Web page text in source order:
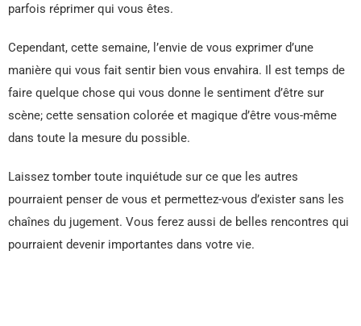
parfois réprimer qui vous êtes.
Cependant, cette semaine, l’envie de vous exprimer d’une
manière qui vous fait sentir bien vous envahira. Il est temps de
faire quelque chose qui vous donne le sentiment d’être sur
scène; cette sensation colorée et magique d’être vous-même
dans toute la mesure du possible.
Laissez tomber toute inquiétude sur ce que les autres
pourraient penser de vous et permettez-vous d’exister sans les
chaînes du jugement. Vous ferez aussi de belles rencontres qui
pourraient devenir importantes dans votre vie.